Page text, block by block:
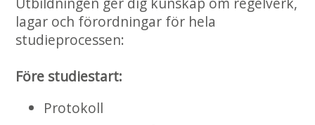
lagar och förordningar för hela
studieprocessen:
Före studiestart:
Protokoll